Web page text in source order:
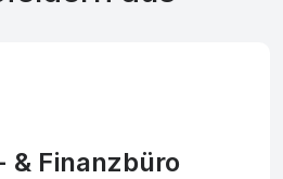
Finanzbüro